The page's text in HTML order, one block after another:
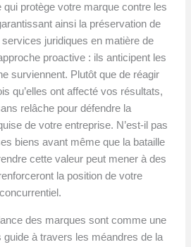
protège votre marque contre les
ainsi la préservation de
juridiques en matière de
proactive : ils anticipent les
surviennent. Plutôt que de réagir
qu’elles ont affecté vos résultats,
relâche pour défendre la
de votre entreprise. N’est-il pas
biens avant même que la bataille
cette valeur peut mener à des
la position de votre
des marques sont comme une
guide à travers les méandres de la